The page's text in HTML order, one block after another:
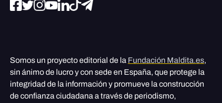
Somos un proyecto editorial de la Fundación Maldita.es,
sin ánimo de lucro y con sede en España, que protege la
integridad de la información y promueve la construcción
de confianza ciudadana a través de periodismo,